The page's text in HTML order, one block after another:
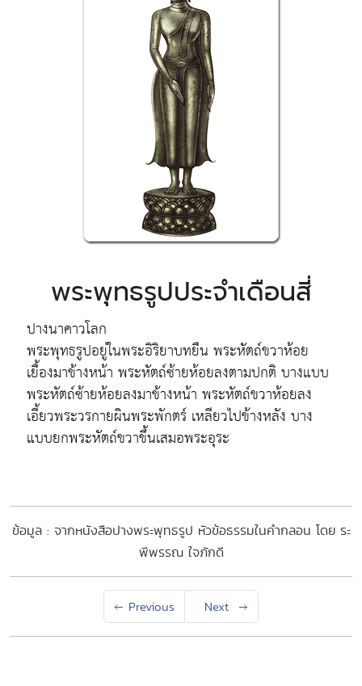
พระพุทธรูปประจำเดือนสี่
ปางนาคาวโลก
พระพุทธรูปอยู่ในพระอิริยาบทยืน พระหัตถ์ขวาห้อย
เยื้องมาข้างหน้า พระหัตถ์ซ้ายห้อยลงตามปกติ บางแบบ
พระหัตถ์ซ้ายห้อยลงมาข้างหน้า พระหัตถ์ขวาห้อยลง
เอี้ยวพระวรกายผินพระพักตร์ เหลียวไปข้างหลัง บาง
แบบยกพระหัตถ์ขวาขึ้นเสมอพระอุระ
ข้อมูล : จากหนังสือปางพระพุทธรูป หัวข้อธรรมในคำกลอน โดย ระ
พีพรรณ ใจภักดี
← Previous Next →